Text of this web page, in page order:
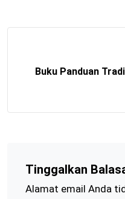
Buku Panduan
Tinggalkan
Alamat email Anda